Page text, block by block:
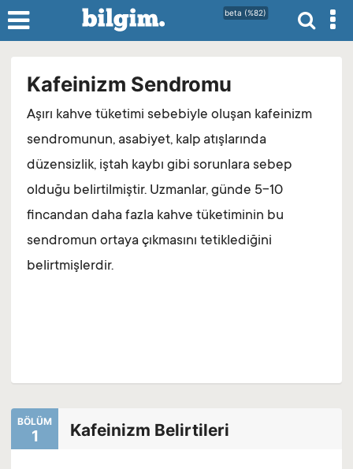
beta (%82)
Kafeinizm Sendromu
Aşırı kahve tüketimi sebebiyle oluşan kafeinizm
sendromunun, asabiyet, kalp atışlarında
düzensizlik, iştah kaybı gibi sorunlara sebep
olduğu belirtilmiştir. Uzmanlar, günde 5-10
fincandan daha fazla kahve tüketiminin bu
sendromun ortaya çıkmasını tetiklediğini
belirtmişlerdir.
BÖLÜM
1 Kafeinizm Belirtileri